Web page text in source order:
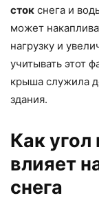
сток снега и
может
нагрузку и
учитывать этот
крыша служила
здания.
Как
влияет
снега